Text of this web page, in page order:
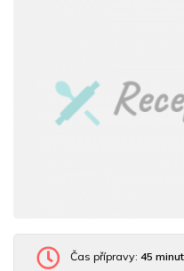
Čas přípravy: 45 minut